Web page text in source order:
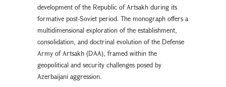
development of the Republic of Artsakh during its
formative post-Soviet period. The monograph offers a
multidimensional exploration of the establishment,
consolidation, and doctrinal evolution of the Defense
Army of Artsakh (DAA), framed within the
geopolitical and security challenges posed by
Azerbaijani aggression.